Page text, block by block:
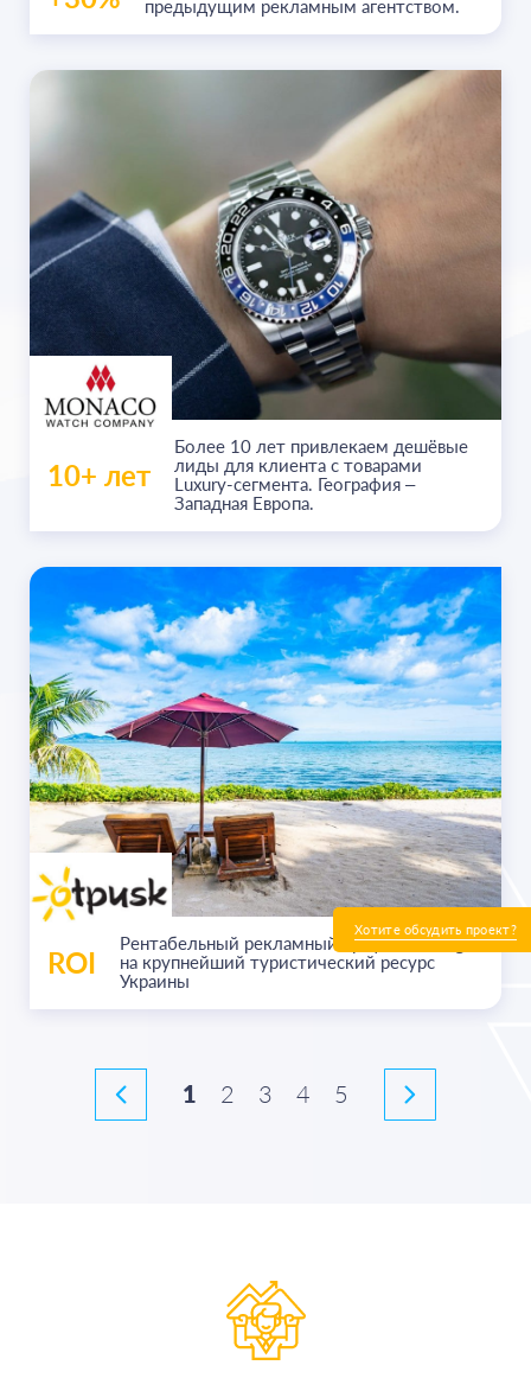
Хотите обсудить проект?
предыдущим рекламным агентством.
10+ лет
Более 10 лет привлекаем дешёвые
лиды для клиента с товарами
Luxury-сегмента. География –
Западная Европа.
ROI
Рентабельный рекламный трафик с Google
на крупнейший туристический ресурс
Украины
1 2 3 4 5